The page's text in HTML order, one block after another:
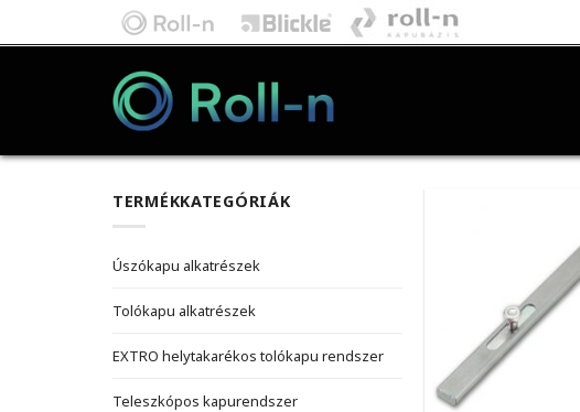
TERMÉKKATEGÓRIÁK
Úszókapu alkatrészek
Tolókapu alkatrészek
EXTRO helytakarékos tolókapu rendszer
Teleszkópos kapurendszer